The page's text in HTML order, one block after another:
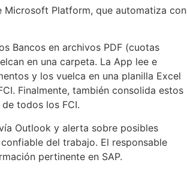
Microsoft Platform, que automatiza con
Bancos en archivos PDF (cuotas
en una carpeta. La App lee e
y los vuelca en una planilla Excel
Finalmente, también consolida estos
todos los FCI.
Outlook y alerta sobre posibles
del trabajo. El responsable
pertinente en SAP.